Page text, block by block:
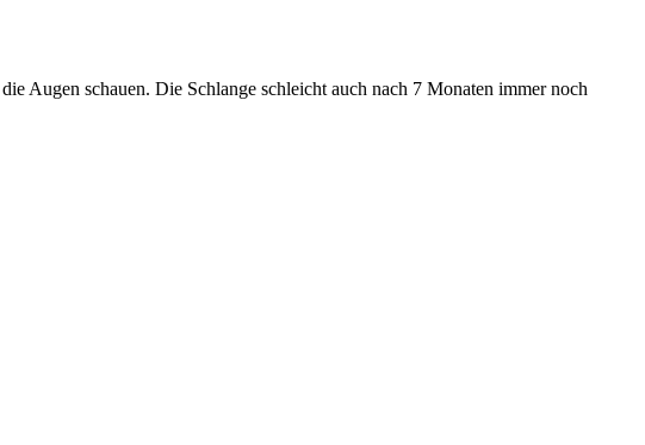
Augen schauen. Die Schlange schleicht auch nach 7 Monaten immer noch